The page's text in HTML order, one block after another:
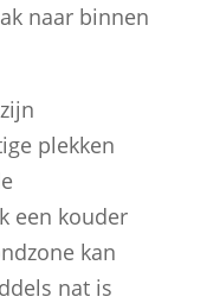
naar binnen
plekken
een kouder
kan
nat is